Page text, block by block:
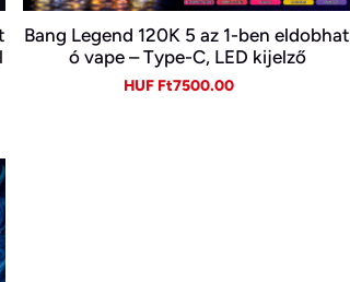
Bang Legend 120K 5 az 1-ben eldobhat
ó vape – Type-C, LED kijelző
Sale
HUF Ft7500.00